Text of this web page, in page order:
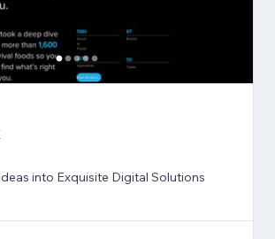
into Exquisite Digital Solutions